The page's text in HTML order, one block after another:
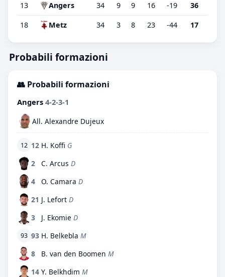
13 Angers 34 9 9 16 -19 36
18 Metz 34 3 8 23 -44 17
Probabili formazioni
👥 Probabili formazioni
Angers 4-2-3-1
All. Alexandre Dujeux
12 12 H. Koffi G
2
C. Arcus D
4
O. Camara D
21 J. Lefort D
3
J. Ekomie D
93 93 H. Belkebla M
8
B. van den Boomen M
14 Y. Belkhdim M